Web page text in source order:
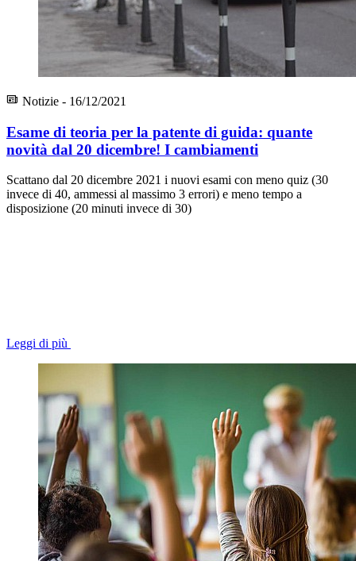
Notizie - 16/12/2021
Esame di teoria per la patente di guida: quante
novità dal 20 dicembre! I cambiamenti
Scattano dal 20 dicembre 2021 i nuovi esami con meno quiz (30
invece di 40, ammessi al massimo 3 errori) e meno tempo a
disposizione (20 minuti invece di 30)
Leggi di più